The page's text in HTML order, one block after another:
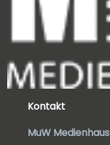
Kontakt
MuW Medienhaus